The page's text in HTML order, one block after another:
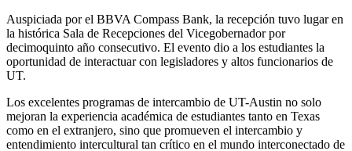
Auspiciada por el BBVA Compass Bank, la recepción tuvo lugar en
la histórica Sala de Recepciones del Vicegobernador por
decimoquinto año consecutivo. El evento dio a los estudiantes la
oportunidad de interactuar con legisladores y altos funcionarios de
UT.
Los excelentes programas de intercambio de UT-Austin no solo
mejoran la experiencia académica de estudiantes tanto en Texas
como en el extranjero, sino que promueven el intercambio y
entendimiento intercultural tan crítico en el mundo interconectado de